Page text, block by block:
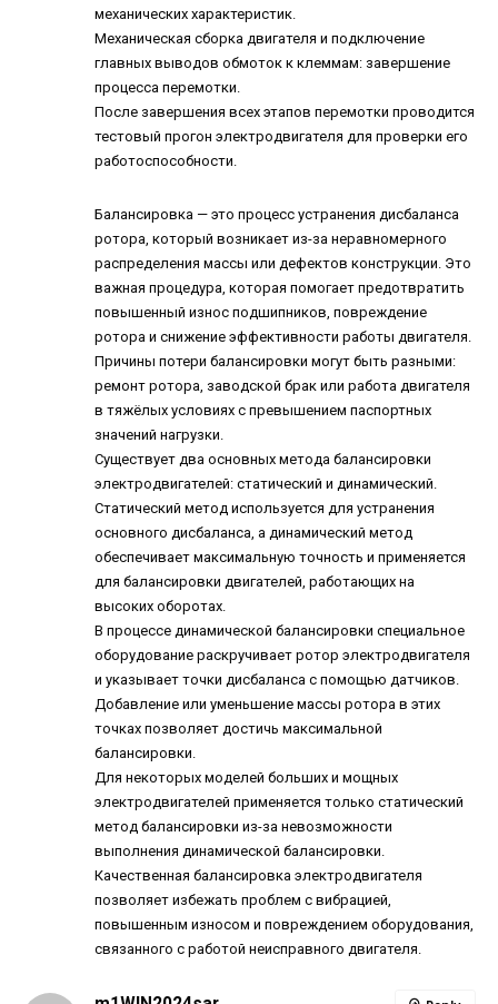
механических характеристик.
Механическая сборка двигателя и подключение
главных выводов обмоток к клеммам: завершение
процесса перемотки.
После завершения всех этапов перемотки проводится
тестовый прогон электродвигателя для проверки его
работоспособности.
Балансировка — это процесс устранения дисбаланса
ротора, который возникает из-за неравномерного
распределения массы или дефектов конструкции. Это
важная процедура, которая помогает предотвратить
повышенный износ подшипников, повреждение
ротора и снижение эффективности работы двигателя.
Причины потери балансировки могут быть разными:
ремонт ротора, заводской брак или работа двигателя
в тяжёлых условиях с превышением паспортных
значений нагрузки.
Существует два основных метода балансировки
электродвигателей: статический и динамический.
Статический метод используется для устранения
основного дисбаланса, а динамический метод
обеспечивает максимальную точность и применяется
для балансировки двигателей, работающих на
высоких оборотах.
В процессе динамической балансировки специальное
оборудование раскручивает ротор электродвигателя
и указывает точки дисбаланса с помощью датчиков.
Добавление или уменьшение массы ротора в этих
точках позволяет достичь максимальной
балансировки.
Для некоторых моделей больших и мощных
электродвигателей применяется только статический
метод балансировки из-за невозможности
выполнения динамической балансировки.
Качественная балансировка электродвигателя
позволяет избежать проблем с вибрацией,
повышенным износом и повреждением оборудования,
связанного с работой неисправного двигателя.